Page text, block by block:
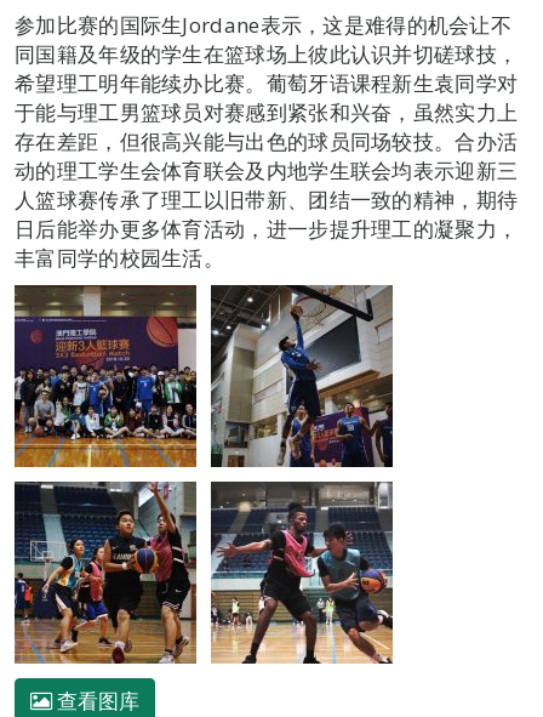
参加比赛的国际生Jordane表示，这是难得的机会让不
同国籍及年级的学生在篮球场上彼此认识并切磋球技，
希望理工明年能续办比赛。葡萄牙语课程新生袁同学对
于能与理工男篮球员对赛感到紧张和兴奋，虽然实力上
存在差距，但很高兴能与出色的球员同场较技。合办活
动的理工学生会体育联会及内地学生联会均表示迎新三
人篮球赛传承了理工以旧带新、团结一致的精神，期待
日后能举办更多体育活动，进一步提升理工的凝聚力，
丰富同学的校园生活。
查看图库